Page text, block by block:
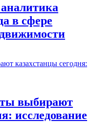
в сфере
выбирают
исследование